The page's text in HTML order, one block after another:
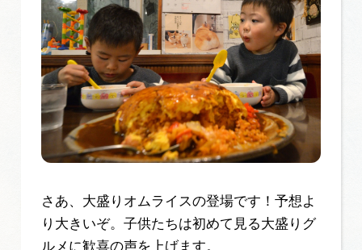
さあ、大盛りオムライスの登場です！予想よ
り大きいぞ。子供たちは初めて見る大盛りグ
ルメに歓喜の声を上げます。